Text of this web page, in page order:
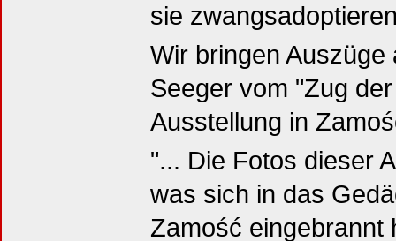
sie
Wir bringen
Seeger vom "Zug
Ausstellung in
"... Die Fotos dieser
was sich in das
Zamość eingebrannt